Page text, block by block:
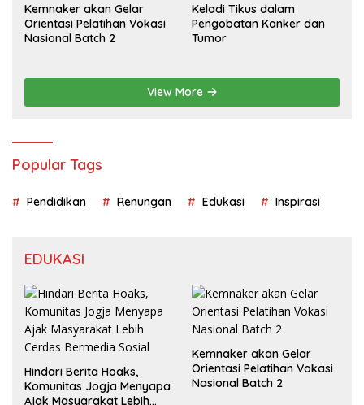
Kemnaker akan Gelar
Orientasi Pelatihan Vokasi
Nasional Batch 2
Keladi Tikus dalam
Pengobatan Kanker dan
Tumor
View More
Popular Tags
Pendidikan Renungan Edukasi Inspirasi
EDUKASI
Hindari Berita Hoaks,
Komunitas Jogja Menyapa
Ajak Masyarakat Lebih
Kemnaker akan Gelar
Orientasi Pelatihan Vokasi
Nasional Batch 2